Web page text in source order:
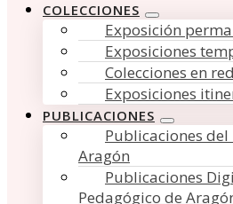
COLECCIONES
Exposición
Exposiciones
Colecciones en red
Exposiciones
PUBLICACIONES
Publicaciones
Aragón
Publicaciones
Pedagógico de